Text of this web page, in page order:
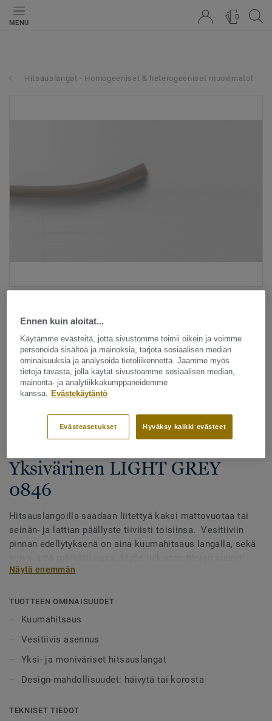
MENU
0
Hitsauslangat - Homogeeniset & heterogeeniset muovimatot
Katso kaikki kuosit - NCS ja LRV (1096)
Hitsauslangat - Homogeeniset
& heterogeeniset muovimatot -
Yksivärinen LIGHT GREY
0846
Hitsauslangoilla saadaan liitettyä kaksi mattovuotaa tai
seinän- ja lattian päällyste tiiviisti toisiinsa. Vesitiiviin
pinnan edellytyksenä on aina kuumahitsaus langalla, sekä
alueet tulee aina lankahitsata. Hitsatut saumat myös
rakoihin. Hitsauslankoja on saatavilla yksi- tai
monivärisenä, joko häivyttämään saumakohdat tai
Näytä enemmän
TUOTTEEN OMINAISUUDET
Kuumahitsaus
Vesitiivis asennus
Yksi- ja moniväriset hitsauslangat
Design-mahdollisuudet: häivytä tai korosta
TEKNISET TIEDOT
Ennen kuin aloitat...
Käytämme evästeitä, jotta sivustomme toimii oikein ja voimme
personoida sisältöä ja mainoksia, tarjota sosiaalisen median
ominaisuuksia ja analysoida tietoliikennettä. Jaamme myös
tietoja tavasta, jolla käytät sivustoamme sosiaalisen median,
mainonta- ja analytiikkakumppaneidemme
kanssa. Evästekäytäntö
Hyväksy kaikki evästeet
Evästeasetukset